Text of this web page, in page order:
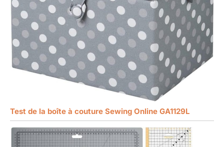
Test de la boîte à couture Sewing Online GA1129L